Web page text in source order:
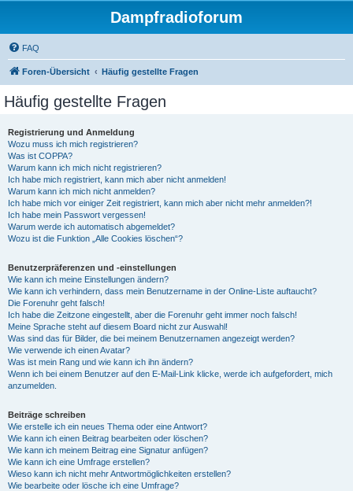
Dampfradioforum
FAQ
Foren-Übersicht Häufig gestellte Fragen
Häufig gestellte Fragen
Registrierung und Anmeldung
Wozu muss ich mich registrieren?
Was ist COPPA?
Warum kann ich mich nicht registrieren?
Ich habe mich registriert, kann mich aber nicht anmelden!
Warum kann ich mich nicht anmelden?
Ich habe mich vor einiger Zeit registriert, kann mich aber nicht mehr anmelden?!
Ich habe mein Passwort vergessen!
Warum werde ich automatisch abgemeldet?
Wozu ist die Funktion „Alle Cookies löschen“?
Benutzerpräferenzen und -einstellungen
Wie kann ich meine Einstellungen ändern?
Wie kann ich verhindern, dass mein Benutzername in der Online-Liste auftaucht?
Die Forenuhr geht falsch!
Ich habe die Zeitzone eingestellt, aber die Forenuhr geht immer noch falsch!
Meine Sprache steht auf diesem Board nicht zur Auswahl!
Was sind das für Bilder, die bei meinem Benutzernamen angezeigt werden?
Wie verwende ich einen Avatar?
Was ist mein Rang und wie kann ich ihn ändern?
Wenn ich bei einem Benutzer auf den E-Mail-Link klicke, werde ich aufgefordert, mich
anzumelden.
Beiträge schreiben
Wie erstelle ich ein neues Thema oder eine Antwort?
Wie kann ich einen Beitrag bearbeiten oder löschen?
Wie kann ich meinem Beitrag eine Signatur anfügen?
Wie kann ich eine Umfrage erstellen?
Wieso kann ich nicht mehr Antwortmöglichkeiten erstellen?
Wie bearbeite oder lösche ich eine Umfrage?